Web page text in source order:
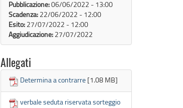
Pubblicazione:06/06/2022 - 13:00
Scadenza: 22/06/2022 - 12:00
Esito: 27/07/2022 - 12:00
Aggiudicazione: 27/07/2022
Allegati
Determina a contrarre [1.08 MB]
verbale seduta riservata sorteggio